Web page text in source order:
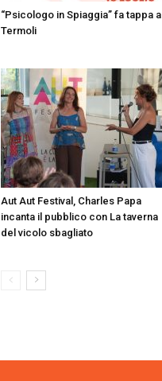
“Psicologo in Spiaggia” fa tappa a
Termoli
Aut Aut Festival, Charles Papa
incanta il pubblico con La taverna
del vicolo sbagliato